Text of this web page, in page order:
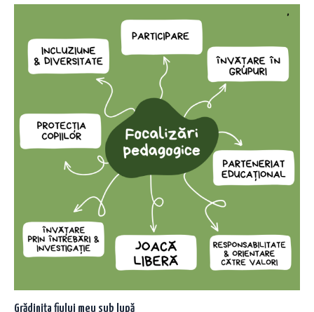
Grădinița fiului meu sub lupă